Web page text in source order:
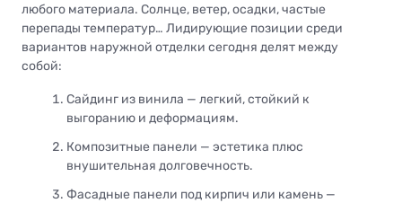
любого материала. Солнце, ветер, осадки, частые
перепады температур… Лидирующие позиции среди
вариантов наружной отделки сегодня делят между
собой:
Сайдинг из винила — легкий, стойкий к
выгоранию и деформациям.
Композитные панели — эстетика плюс
внушительная долговечность.
Фасадные панели под кирпич или камень —